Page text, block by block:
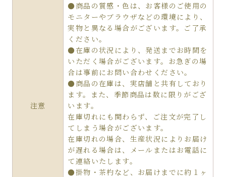
注意
●商品の質感・色は、お客様のご使用の
モニターやブラウザなどの環境により、
実物と異なる場合がございます。ご了承
ください。
●在庫の状況により、発送までお時間を
いただく場合がございます。お急ぎの場
合は事前にお問い合わせください。
●商品の在庫は、実店舗と共有しており
ます。また、季節商品は数に限りがござ
います。
在庫切れにも関わらず、ご注文が完了し
てしまう場合がございます。
在庫切れの場合、生産状況によりお届け
が遅れる場合は、メールまたはお電話に
て連絡いたします。
●掛物・茶杓など、お届けまでに約１ヶ